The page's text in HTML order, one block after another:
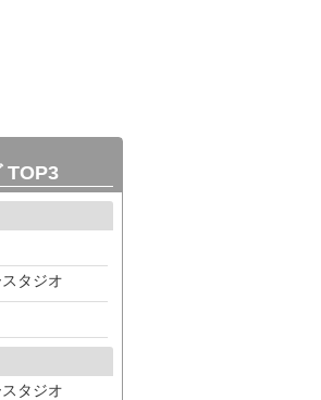
TOP3
タジオ
タジオ